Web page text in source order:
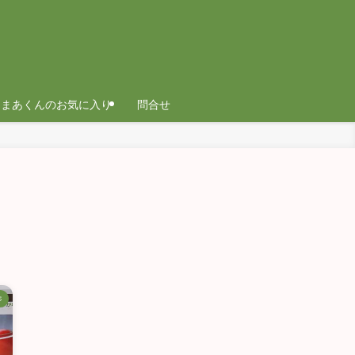
まあくんのお気に入り 問合せ